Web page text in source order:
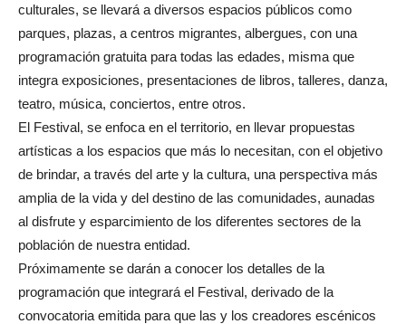
culturales, se llevará a diversos espacios públicos como
parques, plazas, a centros migrantes, albergues, con una
programación gratuita para todas las edades, misma que
integra exposiciones, presentaciones de libros, talleres, danza,
teatro, música, conciertos, entre otros.
El Festival, se enfoca en el territorio, en llevar propuestas
artísticas a los espacios que más lo necesitan, con el objetivo
de brindar, a través del arte y la cultura, una perspectiva más
amplia de la vida y del destino de las comunidades, aunadas
al disfrute y esparcimiento de los diferentes sectores de la
población de nuestra entidad.
Próximamente se darán a conocer los detalles de la
programación que integrará el Festival, derivado de la
convocatoria emitida para que las y los creadores escénicos